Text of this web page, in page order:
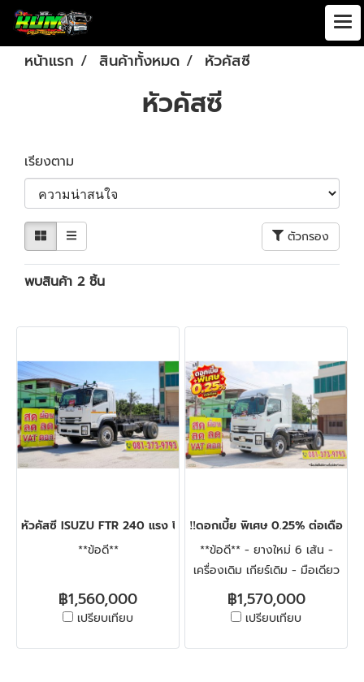
หน้าแรก สินค้าทั้งหมด หัวคัสซี
หัวคัสซี
เรียงตาม
ตัวกรอง
พบสินค้า 2 ชิ้น
หัวคัสซี ISUZU FTR 240 แรง ปี 2566
**ข้อดี**
฿1,560,000
เปรียบเทียบ
‼️ดอกเบี้ย พิเศษ 0.25% ต่อเดือน‼️
**ข้อดี** - ยางใหม่ 6 เส้น -
เครื่องเดิม เกียร์เดิม - มือเดียว
ป้ายแดง ไม่มีชนหนัก
฿1,570,000
เปรียบเทียบ